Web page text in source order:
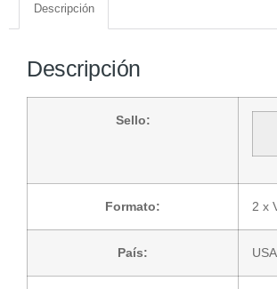
Descripción
Descripción
Sello:
Formato: 2 x
País: USA